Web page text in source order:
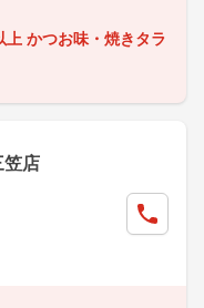
かつお味・焼きタラ
笠店